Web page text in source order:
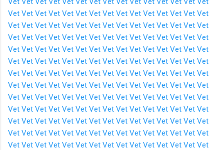
Vet Vet Vet Vet Vet Vet Vet Vet Vet Vet Vet Vet Vet Vet Vet
Vet Vet Vet Vet Vet Vet Vet Vet Vet Vet Vet Vet Vet Vet Vet
Vet Vet Vet Vet Vet Vet Vet Vet Vet Vet Vet Vet Vet Vet Vet
Vet Vet Vet Vet Vet Vet Vet Vet Vet Vet Vet Vet Vet Vet Vet
Vet Vet Vet Vet Vet Vet Vet Vet Vet Vet Vet Vet Vet Vet Vet
Vet Vet Vet Vet Vet Vet Vet Vet Vet Vet Vet Vet Vet Vet Vet
Vet Vet Vet Vet Vet Vet Vet Vet Vet Vet Vet Vet Vet Vet Vet
Vet Vet Vet Vet Vet Vet Vet Vet Vet Vet Vet Vet Vet Vet Vet
Vet Vet Vet Vet Vet Vet Vet Vet Vet Vet Vet Vet Vet Vet Vet
Vet Vet Vet Vet Vet Vet Vet Vet Vet Vet Vet Vet Vet Vet Vet
Vet Vet Vet Vet Vet Vet Vet Vet Vet Vet Vet Vet Vet Vet Vet
Vet Vet Vet Vet Vet Vet Vet Vet Vet Vet Vet Vet Vet Vet Vet